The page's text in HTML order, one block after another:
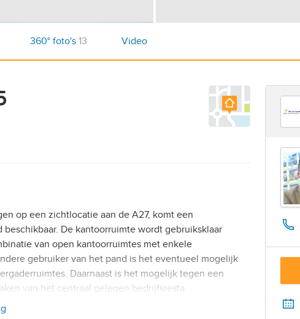
360° foto's 13 Video
op een zichtlocatie aan de A27, komt een
De kantoorruimte wordt gebruiksklaar
van open kantoorruimtes met enkele
gebruiker van het pand is het eventueel mogelijk
Daarnaast is het mogelijk tegen een
van het centraal gelegen bedrijfsresta …